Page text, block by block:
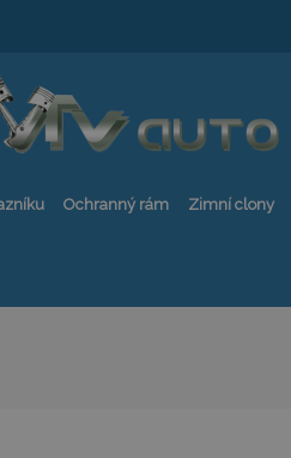
Ochranný rám Zimní clony